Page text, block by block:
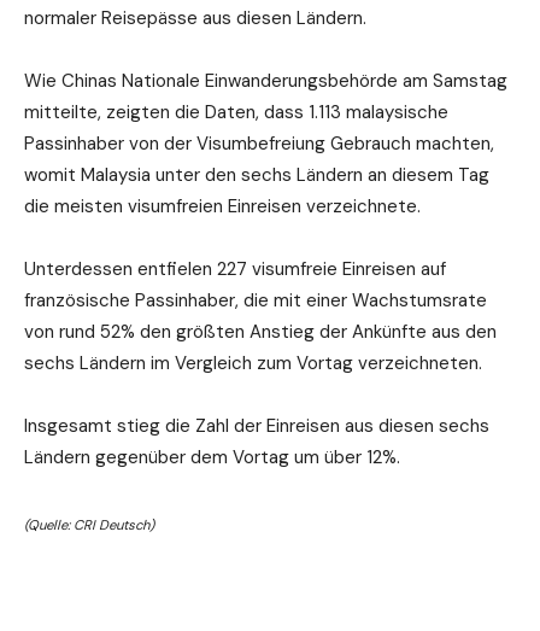
normaler Reisepässe aus diesen Ländern.
Wie Chinas Nationale Einwanderungsbehörde am Samstag
mitteilte, zeigten die Daten, dass 1.113 malaysische
Passinhaber von der Visumbefreiung Gebrauch machten,
womit Malaysia unter den sechs Ländern an diesem Tag
die meisten visumfreien Einreisen verzeichnete.
Unterdessen entfielen 227 visumfreie Einreisen auf
französische Passinhaber, die mit einer Wachstumsrate
von rund 52% den größten Anstieg der Ankünfte aus den
sechs Ländern im Vergleich zum Vortag verzeichneten.
Insgesamt stieg die Zahl der Einreisen aus diesen sechs
Ländern gegenüber dem Vortag um über 12%.
(Quelle: CRI Deutsch)